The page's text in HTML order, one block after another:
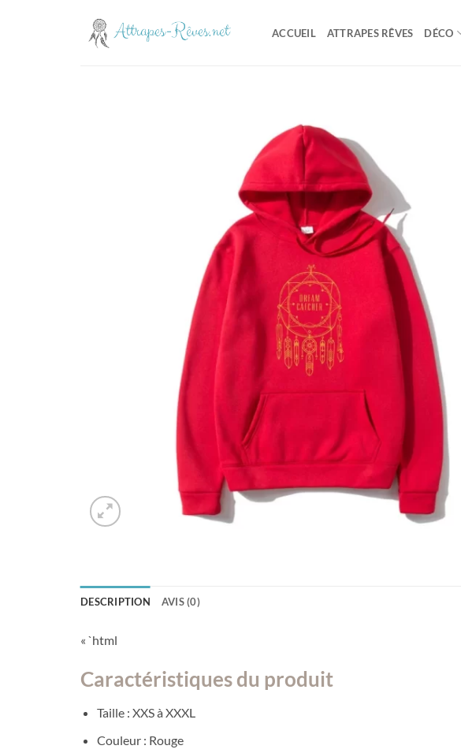
ACCUEIL ATTRAPES RÊVES DÉCO
DESCRIPTION AVIS (0)
« `html
Caractéristiques du produit
Taille : XXS à XXXL
Couleur : Rouge